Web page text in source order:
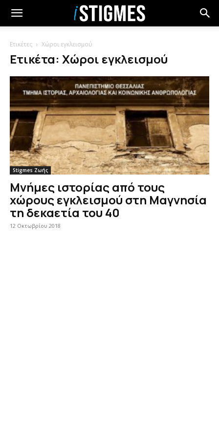
Ετικέτες Χώροι εγκλεισμού
Ετικέτα: Χώροι εγκλεισμού
Stigmes Ζωής
Μνήμες ιστορίας από τους
χώρους εγκλεισμού στη Μαγνησία
τη δεκαετία του 40
12 Οκτωβρίου 2018